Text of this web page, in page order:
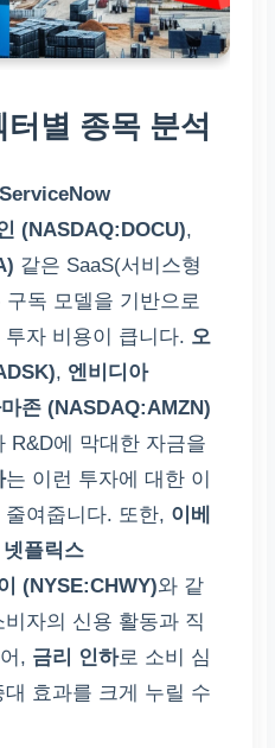
별 종목 분석
ServiceNow
(NASDAQ:DOCU),
같은 SaaS(서비스형
독 모델을 기반으로
자 비용이 큽니다. 오
, 엔비디아
존 (NASDAQ:AMZN)
R&D에 막대한 자금을
는 이런 투자에 대한 이
여줍니다. 또한, 이베
넷플릭스
(NYSE:CHWY)와 같
자의 신용 활동과 직
, 금리 인하로 소비 심
효과를 크게 누릴 수